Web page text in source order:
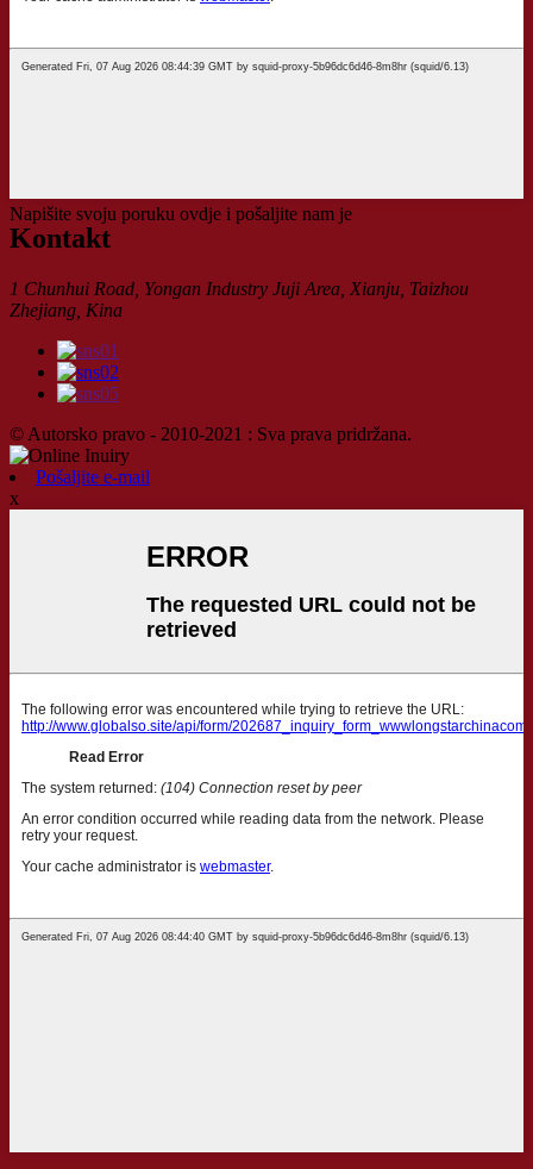
Napišite svoju poruku ovdje i pošaljite nam je
Kontakt
1 Chunhui Road, Yongan Industry Juji Area, Xianju, Taizhou
Zhejiang, Kina
© Autorsko pravo - 2010-2021 : Sva prava pridržana.
Pošaljite e-mail
x